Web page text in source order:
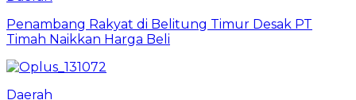
Penambang Rakyat di Belitung Timur Desak PT
Timah Naikkan Harga Beli
Daerah